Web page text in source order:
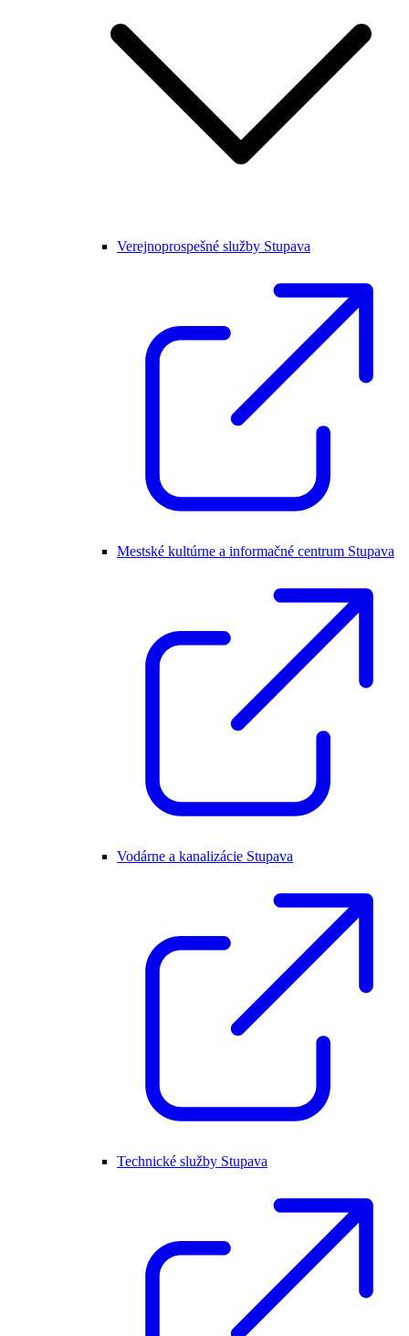
Verejnoprospešné služby Stupava
Mestské kultúrne a informačné centrum Stupava
Vodárne a kanalizácie Stupava
Technické služby Stupava